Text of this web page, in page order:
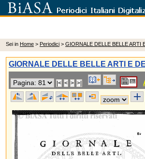
Sei in Home > Periodici > GIORNALE DELLE BELLE ARTI
GIORNALE DELLE BELLE ARTI E